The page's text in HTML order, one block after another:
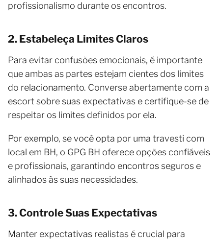
profissionalismo durante os encontros.
2. Estabeleça Limites Claros
Para evitar confusões emocionais, é importante
que ambas as partes estejam cientes dos limites
do relacionamento. Converse abertamente com a
escort sobre suas expectativas e certifique-se de
respeitar os limites definidos por ela.
Por exemplo, se você opta por uma travesti com
local em BH, o GPG BH oferece opções confiáveis
e profissionais, garantindo encontros seguros e
alinhados às suas necessidades.
3. Controle Suas Expectativas
Manter expectativas realistas é crucial para